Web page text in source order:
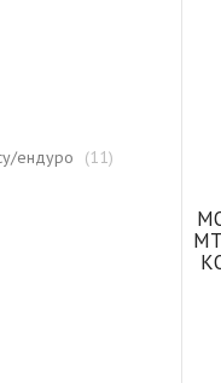
ендуро
11